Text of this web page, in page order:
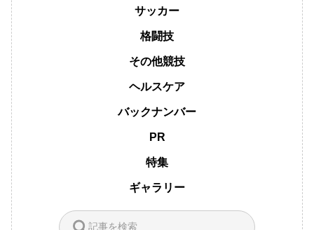
サッカー
格闘技
その他競技
ヘルスケア
バックナンバー
PR
特集
ギャラリー